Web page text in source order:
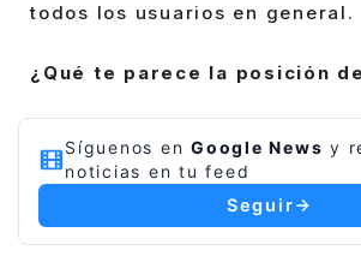
todos los usuarios en general.
¿Qué te parece la posición
Síguenos en Google News y
noticias en tu feed
Seguir